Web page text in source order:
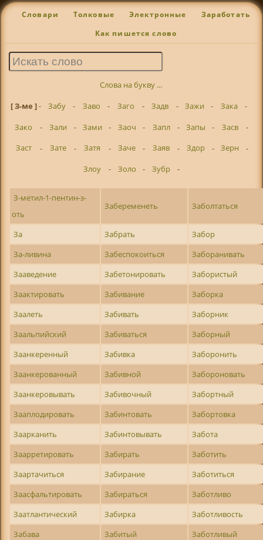
Словари Толковые Электронные Заработать
Как пишется слово
Слова на букву ...
[ З-ме ]- Забу - Заво - Заго - Задв - Зажи - Зака
-
Зако
- Зали - Зами - Заоч - Запл - Запы - Засв
-
Заст
- Зате - Затя - Заче - Заяв - Здор - Зерн
-
Злоу
- Золо - Зубр -
З-метил-1-пентин-з-
оть
Забеременеть Заболтаться
За Забрать
Забор
За-ливина
Забеспокоиться
Заборанивать
Зааведение
Забетонировать
Забористый
Заактировать
Забивание
Заборка
Заалеть
Забивать
Заборник
Заальпийский
Забиваться
Заборный
Заанкеренный
Забивка
Заборонить
Заанкерованный
Забивной
Забороновать
Заанкеровывать
Забивочный
Забортный
Зааплодировать
Забинтовать
Забортовка
Заарканить
Забинтовывать
Забота
Заарретировать
Забирать
Заботить
Заартачиться
Забирание
Заботиться
Заасфальтировать
Забираться
Заботливо
Заатлантический
Забирка
Заботливость
Забава
Забитый
Заботливый